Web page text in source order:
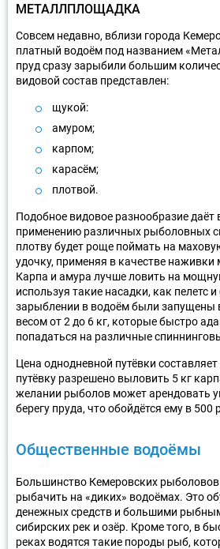
МЕТАЛЛПЛОЩАДКА
Совсем недавно, вблизи города
платный водоём под названием
пруд сразу зарыбили большим
видовой состав представлен:
щукой:
амуром;
карпом;
карасём;
плотвой.
Подобное видовое разнообразие даёт
применению различных рыболовных
плотву будет роще поймать на
удочку, применяя в качестве
Карпа и амура лучше ловить на
используя такие насадки, как пелетс
зарыблении в водоём были запущены
весом от 2 до 6 кг, которые быстро
попадаться на различные
Цена однодневной путёвки
путёвку разрешено выловить 5 кг
желании рыболов может арендовать
берегу пруда, что обойдётся ему в 500
Общественные водоёмы
Большинство Кемеровских рыболовов
рыбачить на «диких» водоёмах. Это
денежных средств и большими
сибирских рек и озёр. Кроме того, в
реках водятся такие породы рыб,